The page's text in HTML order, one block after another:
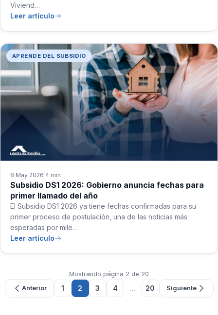
Viviend…
Leer artículo
APRENDE DEL SUBSIDIO
8 May 2026·4 min
Subsidio DS1 2026: Gobierno anuncia fechas para
primer llamado del año
El Subsidio DS1 2026 ya tiene fechas confirmadas para su
primer proceso de postulación, una de las noticias más
esperadas por mile…
Leer artículo
Mostrando página 2 de 20
Anterior
1 2 3 4 … 20 Siguiente